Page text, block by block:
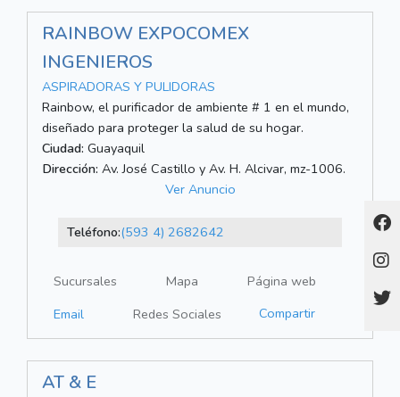
RAINBOW EXPOCOMEX
INGENIEROS
ASPIRADORAS Y PULIDORAS
Rainbow, el purificador de ambiente # 1 en el mundo,
diseñado para proteger la salud de su hogar.
Ciudad: Guayaquil
Dirección: Av. José Castillo y Av. H. Alcivar, mz-1006.
Ver Anuncio
Teléfono:(593 4) 2682642
Sucursales Mapa
Página web
Email
Redes Sociales Compartir
AT & E